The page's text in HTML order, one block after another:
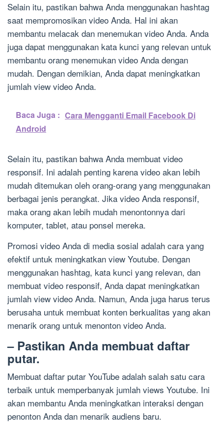
Selain itu, pastikan bahwa Anda menggunakan hashtag
saat mempromosikan video Anda. Hal ini akan
membantu melacak dan menemukan video Anda. Anda
juga dapat menggunakan kata kunci yang relevan untuk
membantu orang menemukan video Anda dengan
mudah. Dengan demikian, Anda dapat meningkatkan
jumlah view video Anda.
Baca Juga : Cara Mengganti Email Facebook Di
Android
Selain itu, pastikan bahwa Anda membuat video
responsif. Ini adalah penting karena video akan lebih
mudah ditemukan oleh orang-orang yang menggunakan
berbagai jenis perangkat. Jika video Anda responsif,
maka orang akan lebih mudah menontonnya dari
komputer, tablet, atau ponsel mereka.
Promosi video Anda di media sosial adalah cara yang
efektif untuk meningkatkan view Youtube. Dengan
menggunakan hashtag, kata kunci yang relevan, dan
membuat video responsif, Anda dapat meningkatkan
jumlah view video Anda. Namun, Anda juga harus terus
berusaha untuk membuat konten berkualitas yang akan
menarik orang untuk menonton video Anda.
– Pastikan Anda membuat daftar
putar.
Membuat daftar putar YouTube adalah salah satu cara
terbaik untuk memperbanyak jumlah views Youtube. Ini
akan membantu Anda meningkatkan interaksi dengan
penonton Anda dan menarik audiens baru.